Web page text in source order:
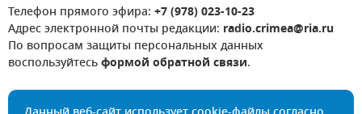
Телефон прямого эфира: +7 (978) 023-10-23
Адрес электронной почты редакции: radio.crimea@ria.ru
По вопросам защиты персональных данных
воспользуйтесьформой обратной связи.